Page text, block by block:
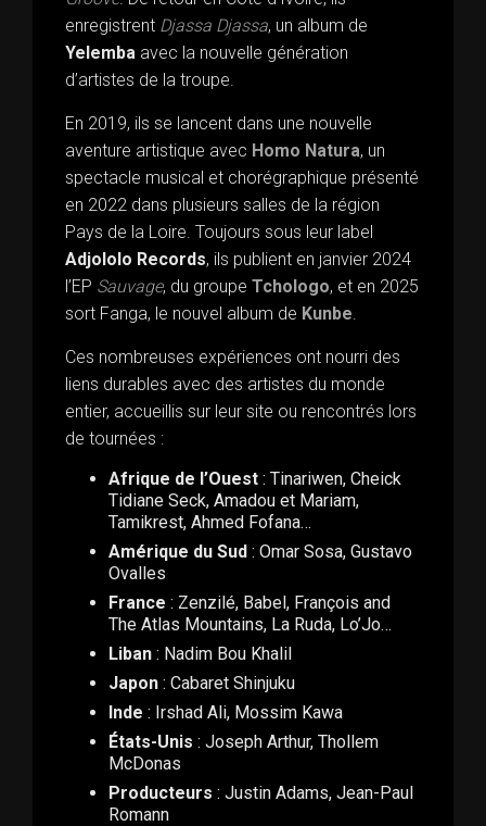
enregistrent Djassa Djassa, un album de
Yelemba avec la nouvelle génération
d’artistes de la troupe.
En 2019, ils se lancent dans une nouvelle
aventure artistique avec Homo Natura, un
spectacle musical et chorégraphique présenté
en 2022 dans plusieurs salles de la région
Pays de la Loire. Toujours sous leur label
Adjololo Records, ils publient en janvier 2024
l’EP Sauvage, du groupe Tchologo, et en 2025
sort Fanga, le nouvel album de Kunbe
Ces nombreuses expériences ont nourri des
liens durables avec des artistes du monde
entier, accueillis sur leur site ou rencontrés lors
de tournées :
Afrique de l’Ouest : Tinariwen, Cheick
Tidiane Seck, Amadou et Mariam,
Tamikrest, Ahmed Fofana…
Amérique du Sud : Omar Sosa, Gustavo
Ovalles
France : Zenzilé, Babel, François and
The Atlas Mountains, La Ruda, Lo’Jo…
Liban : Nadim Bou Khalil
Japon : Cabaret Shinjuku
Inde : Irshad Ali, Mossim Kawa
États-Unis : Joseph Arthur, Thollem
McDonas
Producteurs : Justin Adams, Jean-Paul
Romann